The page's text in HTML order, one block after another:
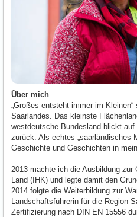
Über mich
„Großes entsteht immer im
Saarlandes. Das kleinste
westdeutsche Bundesland blickt
zurück. Als echtes „saarländisches
Geschichte und Geschichten in
2013 machte ich die Ausbildung zur
Land (IHK) und legte damit den
2014 folgte die Weiterbildung zur
Landschaftsführerin für die Region
Zertifizierung nach DIN EN 15556